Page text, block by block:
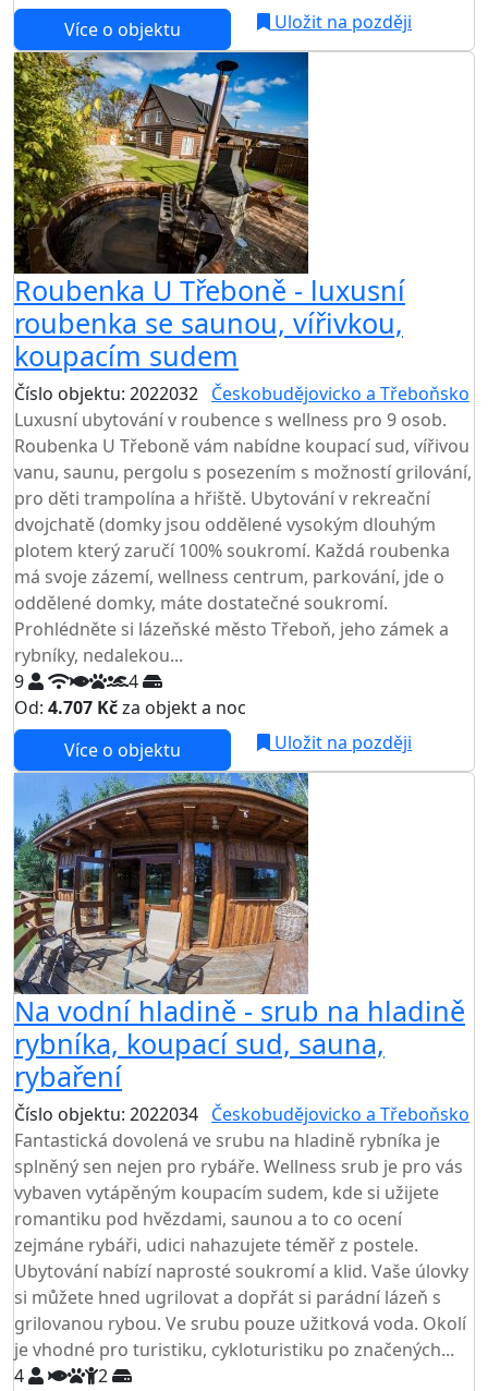
Více o objektu
Uložit na později
Roubenka U Třeboně - luxusní
roubenka se saunou, vířivkou,
koupacím sudem
Číslo objektu: 2022032 Českobudějovicko a Třeboňsko
Luxusní ubytování v roubence s wellness pro 9 osob.
Roubenka U Třeboně vám nabídne koupací sud, vířivou
vanu, saunu, pergolu s posezením s možností grilování,
pro děti trampolína a hřiště. Ubytování v rekreační
dvojchatě (domky jsou oddělené vysokým dlouhým
plotem který zaručí 100% soukromí. Každá roubenka
má svoje zázemí, wellness centrum, parkování, jde o
oddělené domky, máte dostatečné soukromí.
Prohlédněte si lázeňské město Třeboň, jeho zámek a
rybníky, nedalekou...
9
4
Od: 4.707 Kčza objekt a noc
Více o objektu
Uložit na později
Na vodní hladině - srub na hladině
rybníka, koupací sud, sauna,
rybaření
Číslo objektu: 2022034 Českobudějovicko a Třeboňsko
Fantastická dovolená ve srubu na hladině rybníka je
splněný sen nejen pro rybáře. Wellness srub je pro vás
vybaven vytápěným koupacím sudem, kde si užijete
romantiku pod hvězdami, saunou a to co ocení
zejmáne rybáři, udici nahazujete téměř z postele.
Ubytování nabízí naprosté soukromí a klid. Vaše úlovky
si můžete hned ugrilovat a dopřát si parádní lázeň s
grilovanou rybou. Ve srubu pouze užitková voda. Okolí
je vhodné pro turistiku, cykloturistiku po značených...
4
2